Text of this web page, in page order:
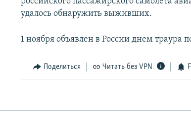
удалось обнаружить выживших.
1 ноября объявлен в России днем траура
Поделиться Читать без VPN